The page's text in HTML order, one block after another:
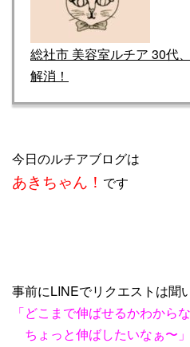
総社市 美容室ルチア 30代
解消！
今日のルチアブログは
あきちゃん！ です
事前にLINEでリクエストは聞
「どこまで伸ばせるかわから
ちょっと伸ばしたいなぁ〜」